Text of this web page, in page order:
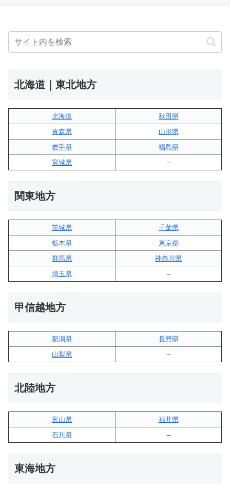
北海道｜東北地方
北海道
秋田県
青森県
山形県
岩手県
福島県
宮城県
–
関東地方
茨城県
千葉県
栃木県
東京都
群馬県
神奈川県
埼玉県
–
甲信越地方
新潟県
長野県
山梨県
–
北陸地方
富山県
福井県
石川県
–
東海地方